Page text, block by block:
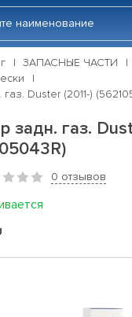
ЗАПАСНЫЕ ЧАСТИ
Duster (2011-)
задн. газ.
0 отзывов